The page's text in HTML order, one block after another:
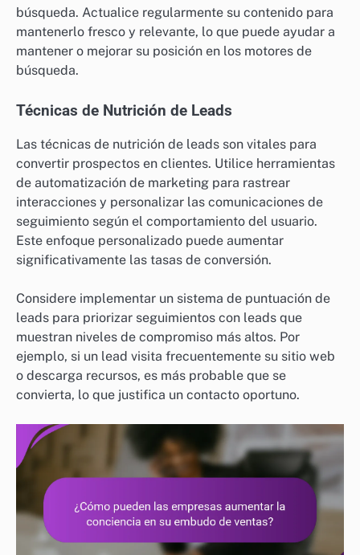
búsqueda. Actualice regularmente su contenido para
mantenerlo fresco y relevante, lo que puede ayudar a
mantener o mejorar su posición en los motores de
búsqueda.
Técnicas de Nutrición de Leads
Las técnicas de nutrición de leads son vitales para
convertir prospectos en clientes. Utilice herramientas
de automatización de marketing para rastrear
interacciones y personalizar las comunicaciones de
seguimiento según el comportamiento del usuario.
Este enfoque personalizado puede aumentar
significativamente las tasas de conversión.
Considere implementar un sistema de puntuación de
leads para priorizar seguimientos con leads que
muestran niveles de compromiso más altos. Por
ejemplo, si un lead visita frecuentemente su sitio web
o descarga recursos, es más probable que se
convierta, lo que justifica un contacto oportuno.